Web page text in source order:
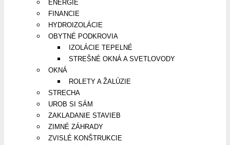
ENERGIE
FINANCIE
HYDROIZOLÁCIE
OBYTNÉ PODKROVIA
IZOLÁCIE TEPELNÉ
STREŠNÉ OKNÁ A SVETLOVODY
OKNÁ
ROLETY A ŽALÚZIE
STRECHA
UROB SI SÁM
ZAKLADANIE STAVIEB
ZIMNÉ ZÁHRADY
ZVISLÉ KONŠTRUKCIE